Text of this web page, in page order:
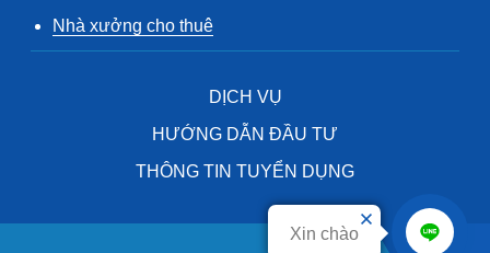
Xin chào
Nhà xưởng cho thuê
DỊCH VỤ
HƯỚNG DẪN ĐẦU TƯ
THÔNG TIN TUYỂN DỤNG